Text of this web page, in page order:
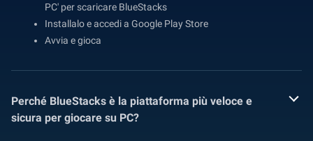
PC' per scaricare BlueStacks
Installalo e accedi a Google Play Store
Avvia e gioca
Perché BlueStacks è la piattaforma più veloce e
sicura per giocare su PC?